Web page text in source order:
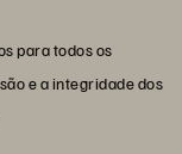
para todos os
e a integridade dos